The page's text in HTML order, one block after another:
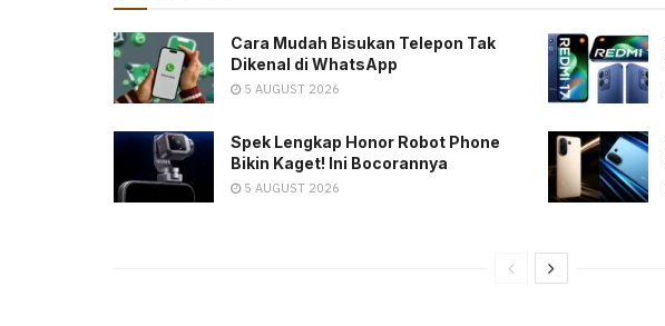
Cara Mudah Bisukan Telepon Tak
Dikenal di WhatsApp
5 AUGUST 2026
Spek Lengkap Honor Robot Phone
Bikin Kaget! Ini Bocorannya
5 AUGUST 2026